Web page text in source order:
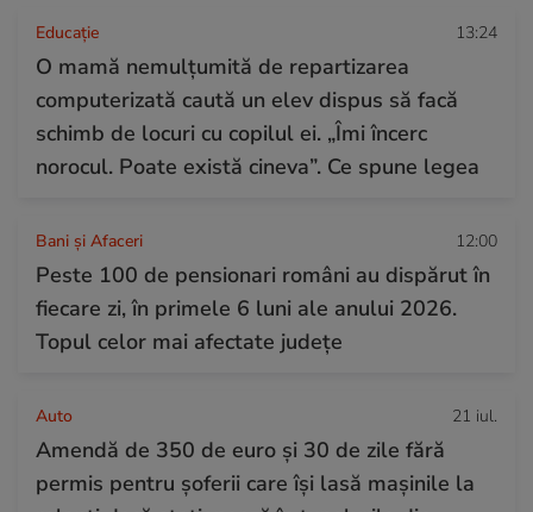
Educație 13:24
O mamă nemulțumită de repartizarea
computerizată caută un elev dispus să facă
schimb de locuri cu copilul ei. „Îmi încerc
norocul. Poate există cineva”. Ce spune legea
Bani și Afaceri 12:00
Peste 100 de pensionari români au dispărut în
fiecare zi, în primele 6 luni ale anului 2026.
Topul celor mai afectate județe
Auto 21 iul.
Amendă de 350 de euro și 30 de zile fără
permis pentru șoferii care își lasă mașinile la